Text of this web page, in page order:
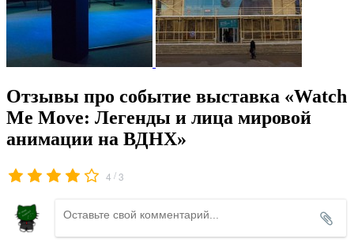
Отзывы про событие выставка «Watch
Me Move: Легенды и лица мировой
анимации на ВДНХ»
4 /3